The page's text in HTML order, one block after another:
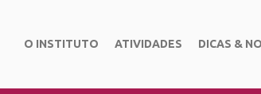
O INSTITUTO ATIVIDADES DICAS &